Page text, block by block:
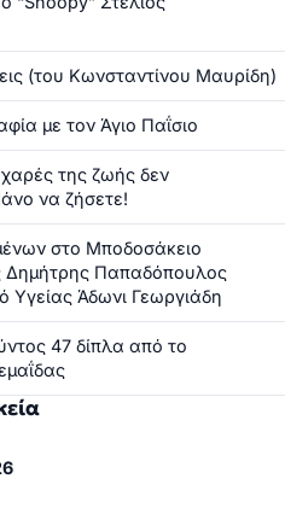
(του Κωνσταντίνου Μαυρίδη)
με τον Άγιο Παΐσιο
της ζωής δεν
να ζήσετε!
στο Μποδοσάκειο
Δημήτρης Παπαδόπουλος
Υγείας Άδωνι Γεωργιάδη
47 δίπλα από το